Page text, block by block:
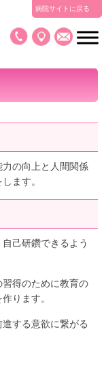
病院サイトに戻る
の向上と人間関係
ます。
己研鑽できるよう
得のために教育の
ります。
する意欲に繋がる